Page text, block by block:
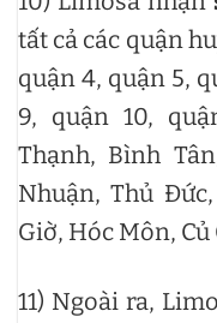
tất cả các quận
quận 4, quận 5,
9, quận 10,
Thạnh, Bình
Nhuận, Thủ
Giờ, Hóc Môn, Củ
11) Ngoài ra,